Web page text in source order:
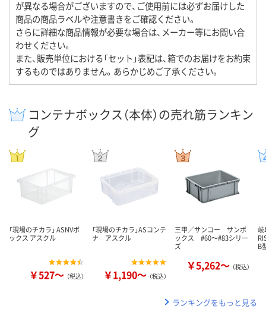
が異なる場合がございますので、ご使用前には必ずお届けした
商品の商品ラベルや注意書きをご確認ください。
さらに詳細な商品情報が必要な場合は、メーカー等にお問い合
わせください。
また、販売単位における「セット」表記は、箱でのお届けをお約束
するものではありません。あらかじめご了承ください。
コンテナボックス（本体）の売れ筋ランキン
グ
「現場のチカラ」 ASNVボ
ックス アスクル
￥527～ （税込）
「現場のチカラ」ASコンテ
ナ アスクル
￥1,190～ （税込）
三甲／サンコー サンボ
ックス #60～#83シリー
ズ
￥5,262～ （税込）
岐
B
ランキングをもっと見る